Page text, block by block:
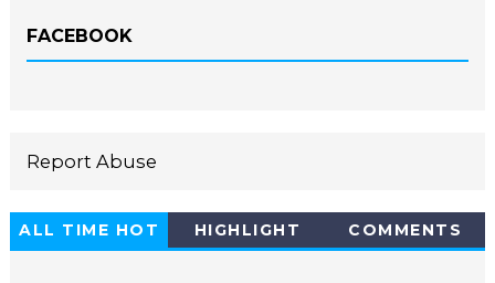
FACEBOOK
Report Abuse
ALL TIME HOT
HIGHLIGHT COMMENTS